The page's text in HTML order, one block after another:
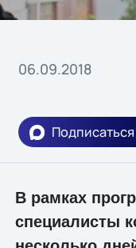
06.09.2018
Подписаться
В рамках
специалисты